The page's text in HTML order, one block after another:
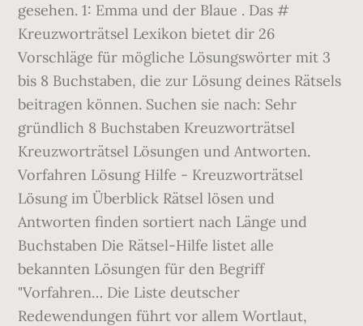
gesehen. 1: Emma und der Blaue . Das #
Kreuzworträtsel Lexikon bietet dir 26
Vorschläge für mögliche Lösungswörter mit 3
bis 8 Buchstaben, die zur Lösung deines Rätsels
beitragen können. Suchen sie nach: Sehr
gründlich 8 Buchstaben Kreuzworträtsel
Kreuzworträtsel Lösungen und Antworten.
Vorfahren Lösung Hilfe - Kreuzworträtsel
Lösung im Überblick Rätsel lösen und
Antworten finden sortiert nach Länge und
Buchstaben Die Rätsel-Hilfe listet alle
bekannten Lösungen für den Begriff
"Vorfahren… Die Liste deutscher
Redewendungen führt vor allem Wortlaut,